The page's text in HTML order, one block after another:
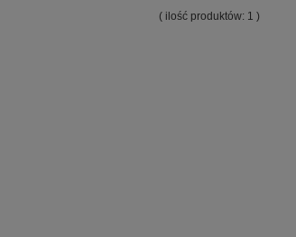
( ilość produktów: 1 )